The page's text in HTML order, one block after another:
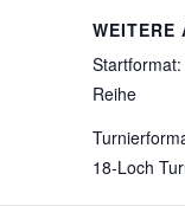
WEITERE
Startformat:
Reihe
18-Loch